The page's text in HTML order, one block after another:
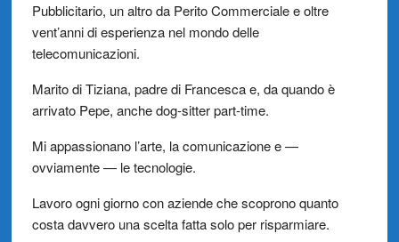
Pubblicitario, un altro da Perito Commerciale e oltre
vent’anni di esperienza nel mondo delle
telecomunicazioni.
Marito di Tiziana, padre di Francesca e, da quando è
arrivato Pepe, anche dog-sitter part-time.
Mi appassionano l’arte, la comunicazione e —
ovviamente — le tecnologie.
Lavoro ogni giorno con aziende che scoprono quanto
costa davvero una scelta fatta solo per risparmiare.